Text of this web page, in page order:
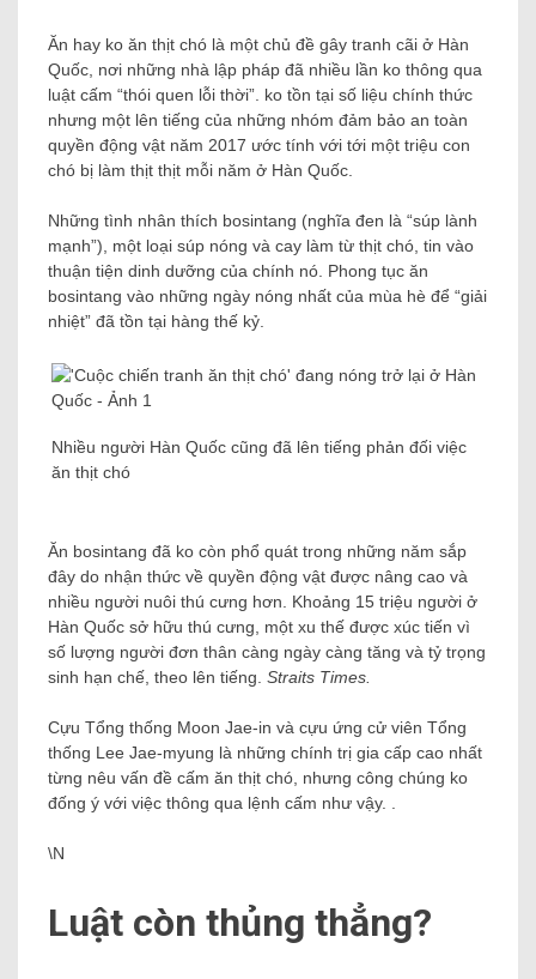
Ăn hay ko ăn thịt chó là một chủ đề gây tranh cãi ở Hàn
Quốc, nơi những nhà lập pháp đã nhiều lần ko thông qua
luật cấm “thói quen lỗi thời”. ko tồn tại số liệu chính thức
nhưng một lên tiếng của những nhóm đảm bảo an toàn
quyền động vật năm 2017 ước tính với tới một triệu con
chó bị làm thịt thịt mỗi năm ở Hàn Quốc.
Những tình nhân thích bosintang (nghĩa đen là “súp lành
mạnh”), một loại súp nóng và cay làm từ thịt chó, tin vào
thuận tiện dinh dưỡng của chính nó. Phong tục ăn
bosintang vào những ngày nóng nhất của mùa hè để “giải
nhiệt” đã tồn tại hàng thế kỷ.
Nhiều người Hàn Quốc cũng đã lên tiếng phản đối việc
ăn thịt chó
Ăn bosintang đã ko còn phổ quát trong những năm sắp
đây do nhận thức về quyền động vật được nâng cao và
nhiều người nuôi thú cưng hơn. Khoảng 15 triệu người ở
Hàn Quốc sở hữu thú cưng, một xu thế được xúc tiến vì
số lượng người đơn thân càng ngày càng tăng và tỷ trọng
sinh hạn chế, theo lên tiếng. Straits Times.
Cựu Tổng thống Moon Jae-in và cựu ứng cử viên Tổng
thống Lee Jae-myung là những chính trị gia cấp cao nhất
từng nêu vấn đề cấm ăn thịt chó, nhưng công chúng ko
đống ý với việc thông qua lệnh cấm như vậy. .
\N
Luật còn thủng thẳng?